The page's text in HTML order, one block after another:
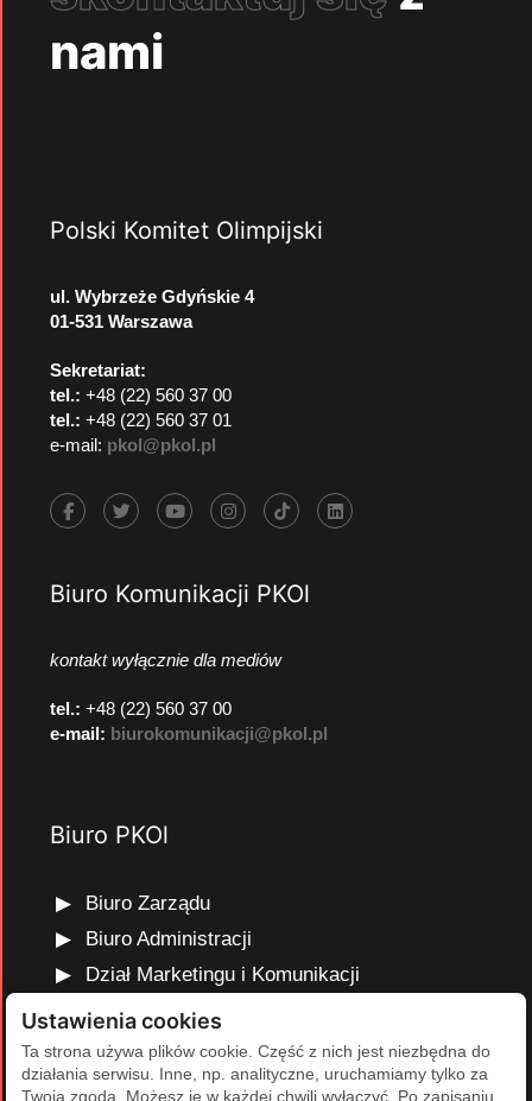
nami
Polski Komitet Olimpijski
ul. Wybrzeże Gdyńskie 4
01-531 Warszawa
Sekretariat:
tel.: +48 (22) 560 37 00
tel.: +48 (22) 560 37 01
e-mail: pkol@pkol.pl
Biuro Komunikacji PKOl
kontakt wyłącznie dla mediów
tel.: +48 (22) 560 37 00
e-mail: biurokomunikacji@pkol.pl
Biuro PKOl
Biuro Zarządu
Biuro Administracji
Dział Marketingu i Komunikacji
Dział Edukacji Olimpijskiej
Dział Finansów i Kadr
Dział Projektów Olimpijskich
Ustawienia cookies
Ta strona używa plików cookie. Część z nich jest niezbędna do
działania serwisu. Inne, np. analityczne, uruchamiamy tylko za
Twoją zgodą. Możesz je w każdej chwili wyłączyć. Po zapisaniu